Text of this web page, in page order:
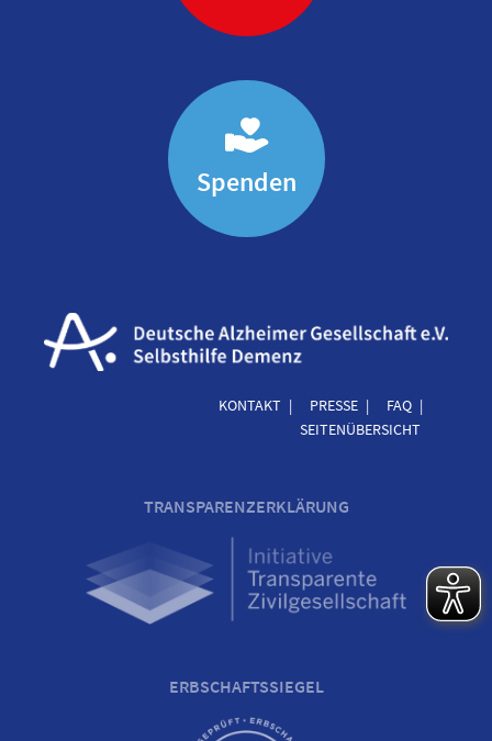
Spenden
KONTAKT PRESSE
FAQ
SEITENÜBERSICHT
TRANSPARENZERKLÄRUNG
ERBSCHAFTSSIEGEL